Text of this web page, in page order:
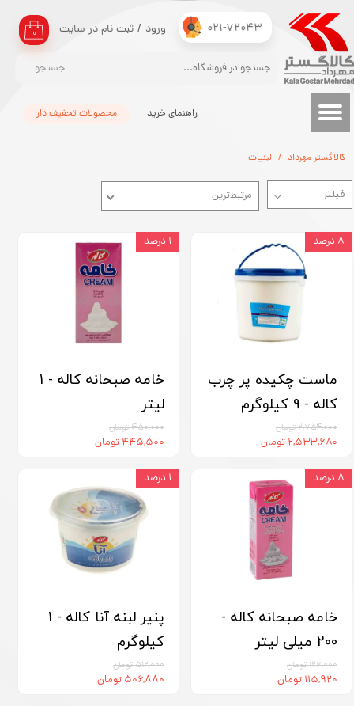
021-72043
جستجو
۰ ورود / ثبت نام در سایت
حساب کاربری من
تغییر گذر واژه
سفارشات
محصولات تحفیف دار راهنمای خرید
کالاگستر مهرداد لبنیات
مرتبط‌ترین
ماست چکیده پر چرب
کاله - 9 کیلوگرم
۲,۷۵۴,۰۰۰ تومان
۲,۵۳۳,۶۸۰ تومان
۸ درصد
خامه صبحانه کاله - 1
لیتر
۴۵۰,۰۰۰ تومان
۴۴۵,۵۰۰ تومان
۱ درصد
خامه صبحانه کاله -
200 میلی لیتر
۱۲۶,۰۰۰ تومان
۱۱۵,۹۲۰ تومان
۸ درصد
پنیر لبنه آنا کاله - 1
کیلوگرم
۵۱۲,۰۰۰ تومان
۵۰۶,۸۸۰ تومان
۱ درصد